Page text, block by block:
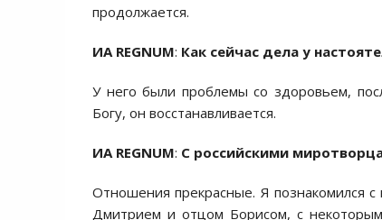
продолжается.
ИА REGNUM: Как сейчас дела у
У него были проблемы со здоровьем,
Богу, он восстанавливается.
ИА REGNUM: С российскими
Отношения прекрасные. Я познакомился
Дмитрием и отцом Борисом, с